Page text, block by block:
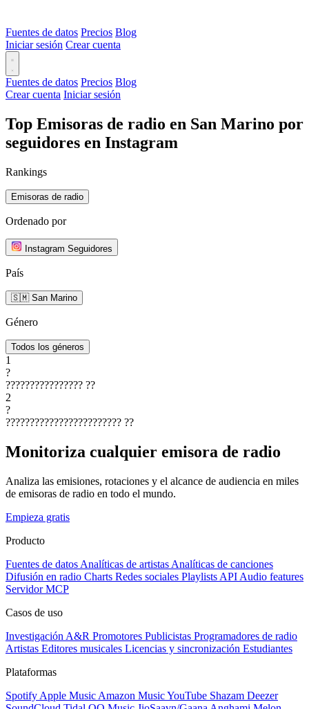
Fuentes de datos Precios Blog
Iniciar sesión Crear cuenta
Fuentes de datos Precios Blog
Crear cuenta Iniciar sesión
Top Emisoras de radio en San Marino por
seguidores en Instagram
Rankings
Emisoras de radio
Ordenado por
Instagram Seguidores
País
🇸🇲 San Marino
Género
Todos los géneros
1
?
???????????????? ??
2
?
???????????????????????? ??
Monitoriza cualquier emisora de radio
Analiza las emisiones, rotaciones y el alcance de audiencia en miles
de emisoras de radio en todo el mundo.
Empieza gratis
Producto
Fuentes de datos Analíticas de artistas Analíticas de canciones
Difusión en radio Charts Redes sociales Playlists API Audio features
Servidor MCP
Casos de uso
Investigación A&R Promotores Publicistas Programadores de radio
Artistas Editores musicales Licencias y sincronización Estudiantes
Plataformas
Spotify Apple Music Amazon MusicYouTube Shazam Deezer